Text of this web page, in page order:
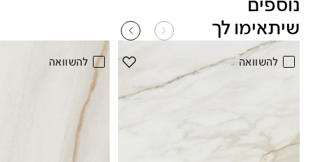
נוספים
שיתאימו לך
להשוואה (506 Mirabel) הוסף את הדגם Mirabel למועדפיםלהשוואה (502 Sleet )